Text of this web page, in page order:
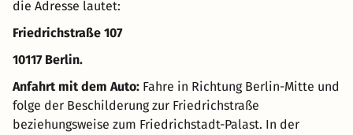
die Adresse lautet:
Friedrichstraße 107
10117 Berlin.
Anfahrt mit dem Auto: Fahre in Richtung Berlin-Mitte und
folge der Beschilderung zur Friedrichstraße
beziehungsweise zum Friedrichstadt-Palast. In der